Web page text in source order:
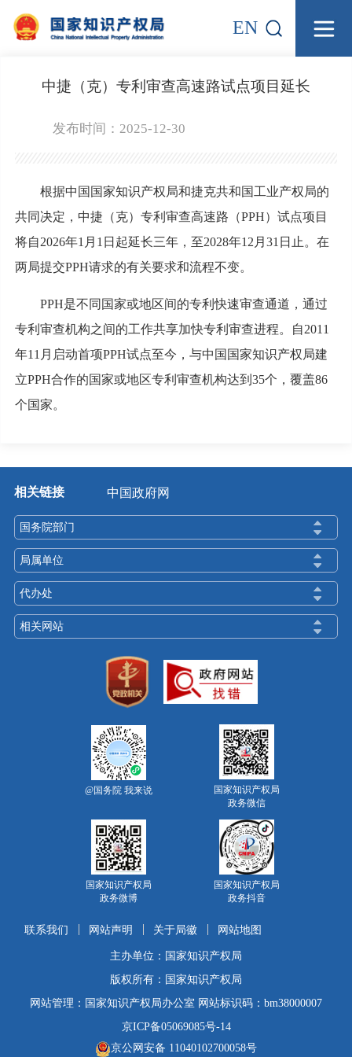
EN
中捷（克）专利审查高速路试点项目延长
发布时间：2025-12-30
根据中国国家知识产权局和捷克共和国工业产权局的
共同决定，中捷（克）专利审查高速路（PPH）试点项目
将自2026年1月1日起延长三年，至2028年12月31日止。在
两局提交PPH请求的有关要求和流程不变。
PPH是不同国家或地区间的专利快速审查通道，通过
专利审查机构之间的工作共享加快专利审查进程。自2011
年11月启动首项PPH试点至今，与中国国家知识产权局建
立PPH合作的国家或地区专利审查机构达到35个，覆盖86
个国家。
相关链接 中国政府网
国务院部门
局属单位
代办处
相关网站
@国务院 我来说
国家知识产权局
政务微信
国家知识产权局
政务微博
国家知识产权局
政务抖音
联系我们 网站声明 关于局徽 网站地图
主办单位：国家知识产权局
版权所有：国家知识产权局
网站管理：国家知识产权局办公室 网站标识码：bm38000007
京ICP备05069085号-14
京公网安备 11040102700058号